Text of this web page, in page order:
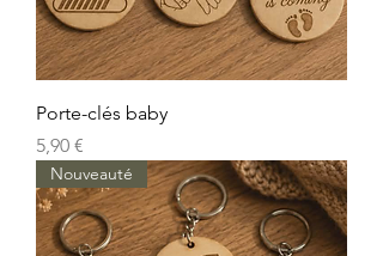
Porte-clés baby
Prix
5,90 €
Nouveauté